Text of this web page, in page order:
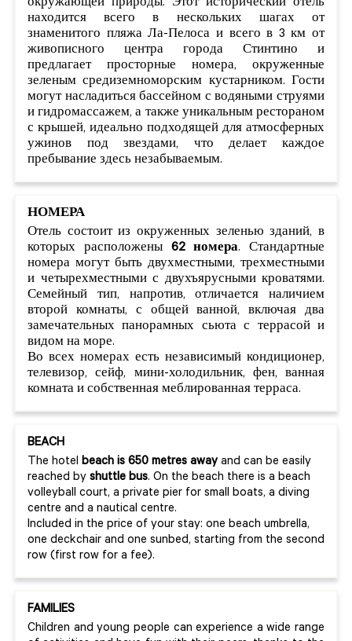
окружающей природы. Этот исторический отель
находится всего в нескольких шагах от
знаменитого пляжа Ла-Пелоса и всего в 3 км от
живописного центра города Стинтино и
предлагает просторные номера, окруженные
зеленым средиземноморским кустарником. Гости
могут насладиться бассейном с водяными струями
и гидромассажем, а также уникальным рестораном
с крышей, идеально подходящей для атмосферных
ужинов под звездами, что делает каждое
пребывание здесь незабываемым.
НОМЕРА
Отель состоит из окруженных зеленью зданий, в
которых расположены 62 номера. Стандартные
номера могут быть двухместными, трехместными
и четырехместными с двухъярусными кроватями.
Семейный тип, напротив, отличается наличием
второй комнаты, с общей ванной, включая два
замечательных панорамных сьюта с террасой и
видом на море.
Во всех номерах есть независимый кондиционер,
телевизор, сейф, мини-холодильник, фен, ванная
комната и собственная меблированная терраса.
BEACH
The hotel beach is 650 metres awayand can be easily
reached by shuttle bus. On the beach there is a beach
volleyball court, a private pier for small boats, a diving
centre and a nautical centre.
Included in the price of your stay: one beach umbrella,
one deckchair and one sunbed, starting from the second
row (first row for a fee).
FAMILIES
Children and young people can experience a wide range